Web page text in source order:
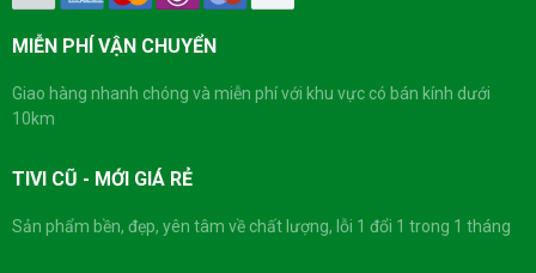
MIỄN PHÍ VẬN CHUYỂN
Giao hàng nhanh chóng và miễn phí với khu vực có bán kính dưới
10km
TIVI CŨ - MỚI GIÁ RẺ
Sản phẩm bền, đẹp, yên tâm về chất lượng, lỗi 1 đổi 1 trong 1 tháng